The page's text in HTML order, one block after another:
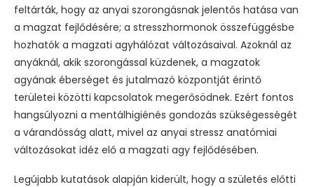
feltárták, hogy az anyai szorongásnak jelentős hatása van
a magzat fejlődésére; a stresszhormonok összefüggésbe
hozhatók a magzati agyhálózat változásaival. Azoknál az
anyáknál, akik szorongással küzdenek, a magzatok
agyának éberséget és jutalmazó központját érintő
területei közötti kapcsolatok megerősödnek. Ezért fontos
hangsúlyozni a mentálhigiénés gondozás szükségességét
a várandósság alatt, mivel az anyai stressz anatómiai
változásokat idéz elő a magzati agy fejlődésében.
Legújabb kutatások alapján kiderült, hogy a születés előtti